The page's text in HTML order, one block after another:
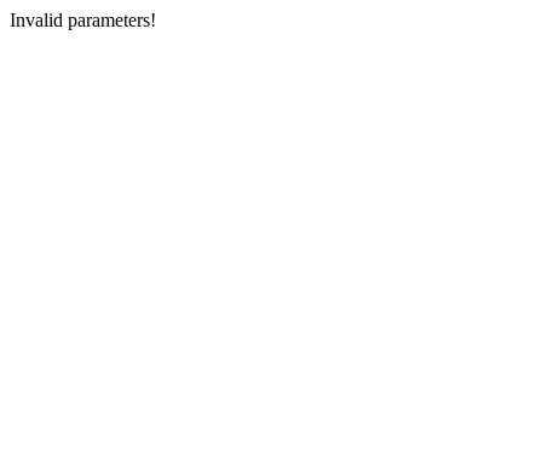
Invalid parameters!